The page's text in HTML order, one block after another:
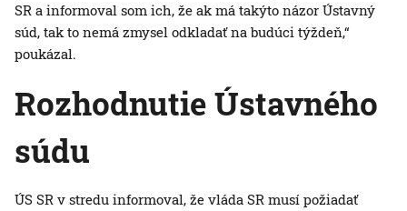
SR a informoval som ich, že ak má takýto názor Ústavný
súd, tak to nemá zmysel odkladať na budúci týždeň,“
poukázal.
Rozhodnutie Ústavného
súdu
ÚS SR v stredu informoval, že vláda SR musí požiadať